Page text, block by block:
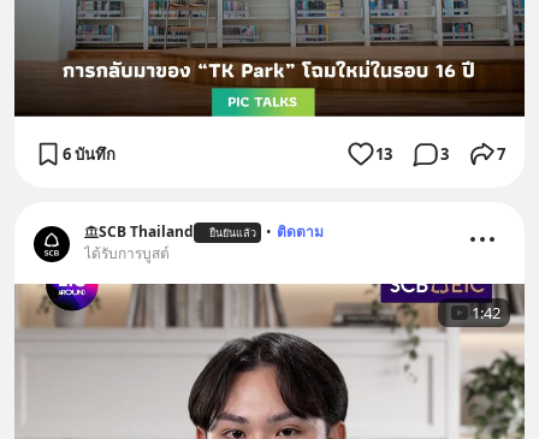
6 บันทึก 13 3 7
SCB Thailand ยืนยันแล้ว • ติดตาม
ได้รับการบูสต์
1:42